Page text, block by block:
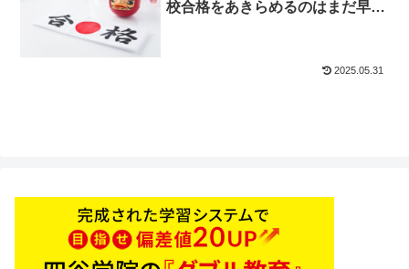
校合格をあきらめるのはまだ早
2025.05.31